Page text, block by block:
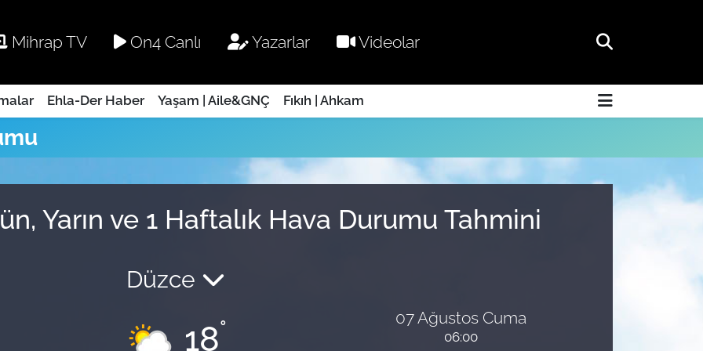
Mihrap TV On4 Canlı Yazarlar Videolar
Ehla-Der Haber Yaşam | Aile&GNÇ Fıkıh | Ahkam
Yarın ve 1 Haftalık Hava Durumu Tahmini
Düzce
18° 07 Ağustos Cuma
06:00